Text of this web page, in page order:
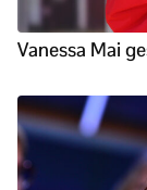
Vanessa Mai